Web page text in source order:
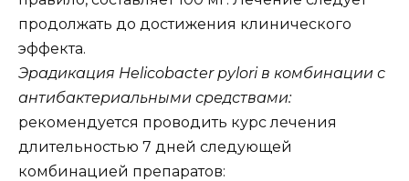
продолжать до достижения клинического
эффекта.
Эрадикация Helicobacter pylori в комбинации с
антибактериальными средствами:
рекомендуется проводить курс лечения
длительностью 7 дней следующей
комбинацией препаратов: